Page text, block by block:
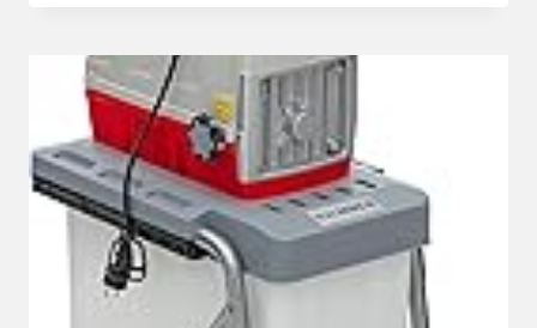
GC-
RS
60
CB
(2800
W,
MAX.